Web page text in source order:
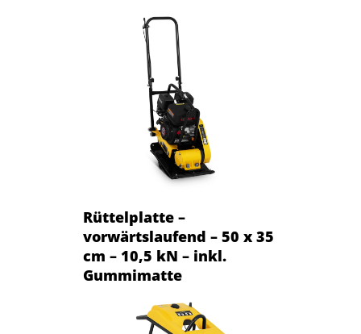
Rüttelplatte –
vorwärtslaufend – 50 x 35
cm – 10,5 kN – inkl.
Gummimatte